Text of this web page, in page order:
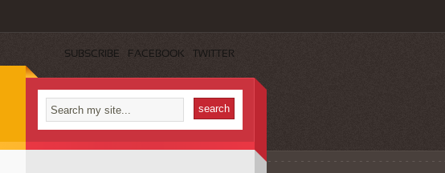
SUBSCRIBE FACEBOOK TWITTER